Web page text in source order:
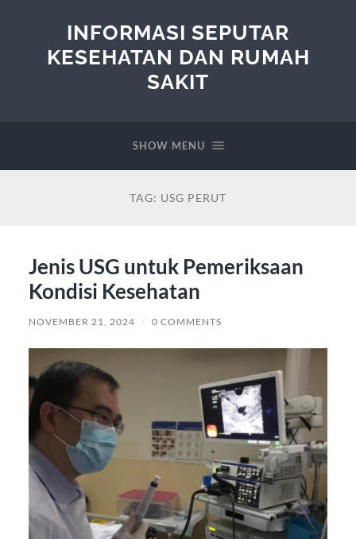
INFORMASI SEPUTAR
KESEHATAN DAN RUMAH
SAKIT
SHOW MENU
TAG: USG PERUT
Jenis USG untuk Pemeriksaan
Kondisi Kesehatan
NOVEMBER 21, 2024 / 0 COMMENTS